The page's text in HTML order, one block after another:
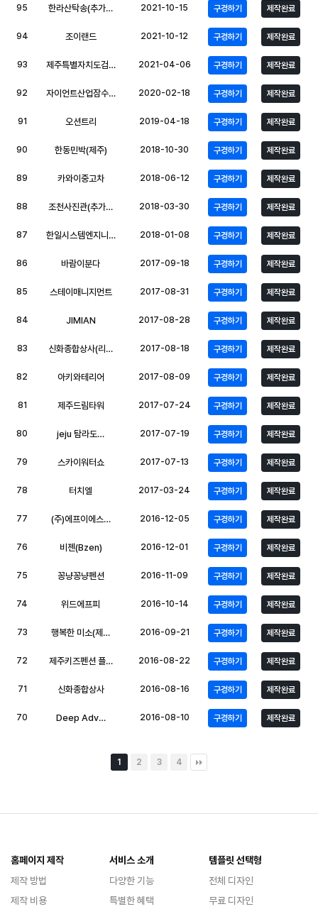
95 한라산탁송(추가… 2021-10-15 구경하기 제작완료
94 조이랜드 2021-10-12 구경하기 제작완료
93 제주특별자치도검… 2021-04-06 구경하기 제작완료
92 자이언트산업잠수… 2020-02-18 구경하기 제작완료
91 오션트리 2019-04-18 구경하기 제작완료
90 한동민박(제주) 2018-10-30 구경하기 제작완료
89 카와이중고차 2018-06-12 구경하기 제작완료
88 조천사진관(추가… 2018-03-30 구경하기 제작완료
87 한일시스템엔지니… 2018-01-08 구경하기 제작완료
86 바람이분다 2017-09-18 구경하기 제작완료
85 스테이매니지먼트 2017-08-31 구경하기 제작완료
84 JIMIAN 2017-08-28 구경하기 제작완료
83 신화종합상사(리… 2017-08-18 구경하기 제작완료
82 아키와테리어 2017-08-09 구경하기 제작완료
81 제주드림타워 2017-07-24 구경하기 제작완료
80 jeju 탐라도… 2017-07-19 구경하기 제작완료
79 스카이워터쇼 2017-07-13 구경하기 제작완료
78 터치엘 2017-03-24 구경하기 제작완료
77 (주)에프이에스… 2016-12-05 구경하기 제작완료
76 비젠(Bzen) 2016-12-01 구경하기 제작완료
75 꽁냥꽁냥펜션 2016-11-09 구경하기 제작완료
74 위드에프피 2016-10-14 구경하기 제작완료
73 행복한 미소(제… 2016-09-21 구경하기 제작완료
72 제주키즈펜션 플… 2016-08-22 구경하기 제작완료
71 신화종합상사 2016-08-16 구경하기 제작완료
70 Deep Adv… 2016-08-10 구경하기 제작완료
1 2 3 4
홈페이지 제작
제작 방법
제작 비용
서비스 소개
다양한 기능
특별한 혜택
템플릿 선택형
전체 디자인
무료 디자인